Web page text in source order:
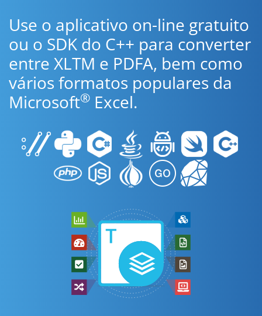
Use o aplicativo on-line gratuito
ou o SDK do C++ para converter
entre XLTM e PDFA, bem como
vários formatos populares da
Microsoft® Excel.